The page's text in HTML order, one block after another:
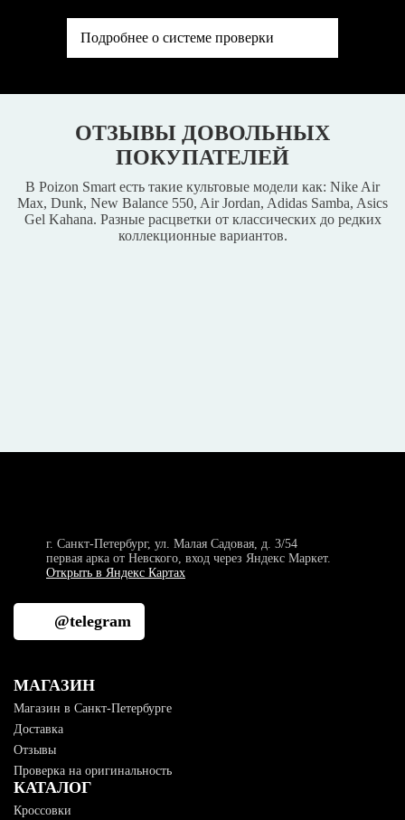
Подробнее о системе проверки
ОТЗЫВЫ ДОВОЛЬНЫХ
ПОКУПАТЕЛЕЙ
В Poizon Smart есть такие культовые модели как: Nike Air
Max, Dunk, New Balance 550, Air Jordan, Adidas Samba, Asics
Gel Kahana. Разные расцветки от классических до редких
коллекционные вариантов.
г. Санкт-Петербург, ул. Малая Садовая, д. 3/54
первая арка от Невского, вход через Яндекс Маркет.
Открыть в Яндекс Картах
@telegram
МАГАЗИН
Магазин в Санкт-Петербурге
Доставка
Отзывы
Проверка на оригинальность
КАТАЛОГ
Кроссовки